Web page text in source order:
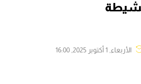
الأربعاء, 1 أكتوبر 2025, 16:00